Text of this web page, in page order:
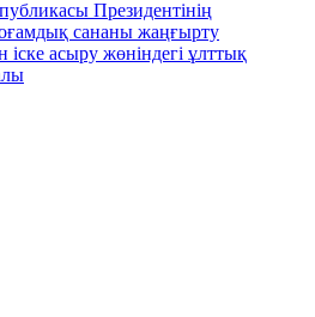
Президентінің
сананы жаңғырту
іске асыру жөніндегі ұлттық